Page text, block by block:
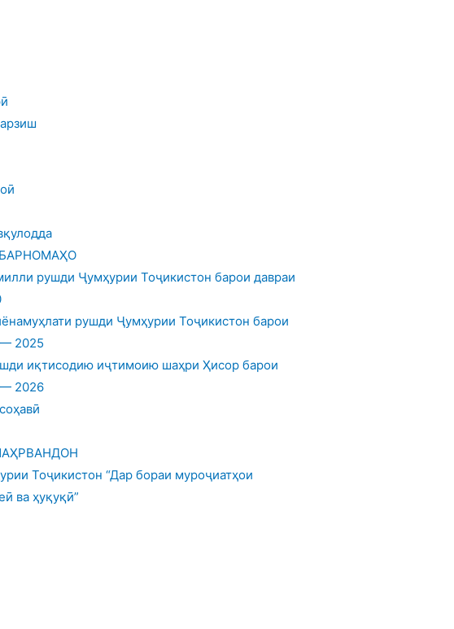
рушди Ҷумҳурии Тоҷикистон барои давраи
рушди Ҷумҳурии Тоҷикистон барои
2025
иқтисодию иҷтимоию шаҳри Ҳисор барои
2026
Тоҷикистон “Дар бораи муроҷиатҳои
ва ҳуқуқӣ”